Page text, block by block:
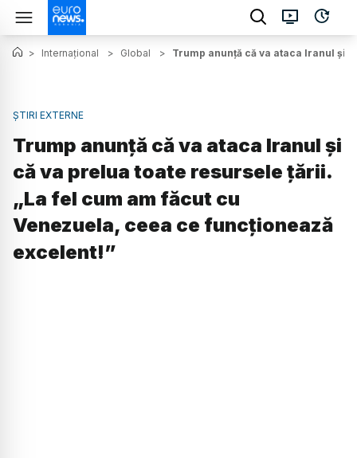
> Internațional > Global > Trump anunță că va ataca Iranul și
ȘTIRI EXTERNE
Trump anunță că va ataca Iranul și
că va prelua toate resursele țării.
„La fel cum am făcut cu
Venezuela, ceea ce funcționează
excelent!”